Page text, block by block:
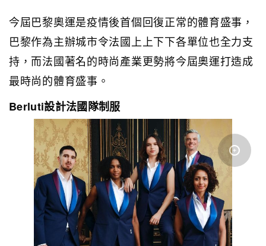
今屆巴黎奧運是疫情後首個回復正常的體育盛事，
巴黎作為主辦城市令法國上上下下各單位也全力支
持，而法國著名的時尚產業更勢將今屆奧運打造成
最時尚的體育盛事。
Berluti設計法國隊制服